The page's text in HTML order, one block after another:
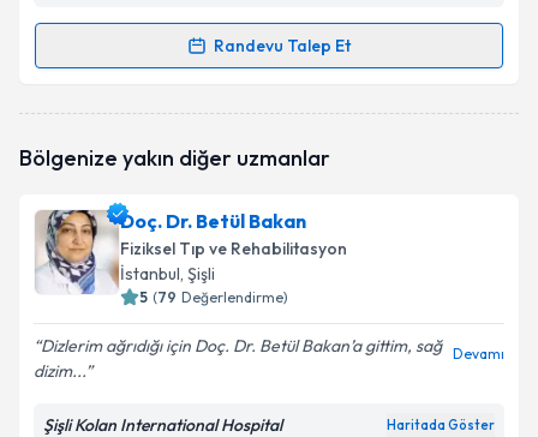
Randevu Talep Et
Randevu Takvimi Talebi
takvimi talebi oluşturun. Size bu uzmandan randevu
bilgilendireceğiz.
E-posta Adresiniz
kapsamda işlenmesini kabul ediyorum.
Bölgenize yakın diğer uzmanlar
Doç. Dr. Betül Bakan
Fiziksel Tıp ve Rehabilitasyon
İstanbul, Şişli
5 (79 Değerlendirme)
Dizlerim ağrıdığı için Doç. Dr. Betül Bakan’a gittim, sağ
dizim...
Devamı
Şişli Kolan International Hospital Haritada Göster